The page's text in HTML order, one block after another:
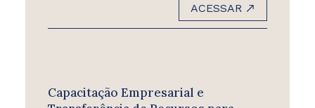
ACESSAR
Capacitação Empresarial e